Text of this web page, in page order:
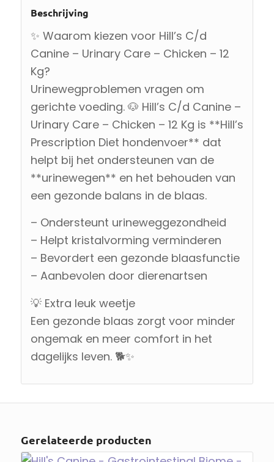
Beschrijving
✨ Waarom kiezen voor Hill’s C/d
Canine – Urinary Care – Chicken – 12
Kg?
Urinewegproblemen vragen om
gerichte voeding. 🐶 Hill’s C/d Canine –
Urinary Care – Chicken – 12 Kg is **Hill’s
Prescription Diet hondenvoer** dat
helpt bij het ondersteunen van de
**urinewegen** en het behouden van
een gezonde balans in de blaas.
– Ondersteunt urineweggezondheid
– Helpt kristalvorming verminderen
– Bevordert een gezonde blaasfunctie
– Aanbevolen door dierenartsen
💡 Extra leuk weetje
Een gezonde blaas zorgt voor minder
ongemak en meer comfort in het
dagelijks leven. 🐕✨
Gerelateerde producten